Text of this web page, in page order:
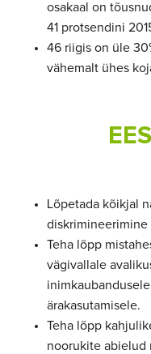
osakaal on
41 protsendini
46 riigis on üle
vähemalt ühes
Lõpetada kõikjal
diskrimineerimine
Teha lõpp
vägivallale
ärakasutamisele.
Teha lõpp
noorukite abielud